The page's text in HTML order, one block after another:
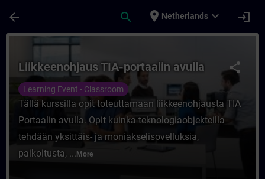
arrow_back search place Netherlands expand_more login
Course - Liikkeenohjaus TIA-portaalin
share
Liikkeenohjaus TIA-portaalin avulla
Learning Event - Classroom
Tällä kurssilla opit toteuttamaan liikkeenohjausta TIA
Portaalin avulla. Opit kuinka teknologiaobjekteilla
tehdään yksittäis- ja moniakselisovelluksia,
paikoitusta, ... More